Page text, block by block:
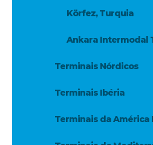
Körfez, Turquia
Ankara Intermodal
Terminais Nórdicos
Terminais Ibéria
Terminais da América